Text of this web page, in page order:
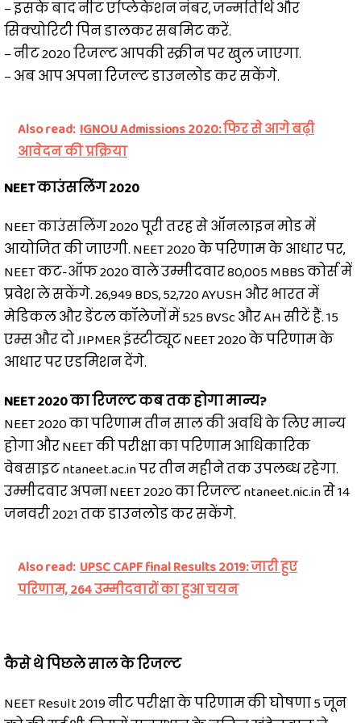
– इसके बाद नीट एप्लिकेशन नंबर, जन्मतिथि और
सिक्योरिटी पिन डालकर सबमिट करें.
– नीट 2020 रिजल्ट आपकी स्क्रीन पर खुल जाएगा.
– अब आप अपना रिजल्ट डाउनलोड कर सकेंगे.
Also read: IGNOU Admissions 2020: फिर से आगे बढ़ी
आवेदन की प्रक्रिया
NEET काउंसलिंग 2020
NEET काउंसलिंग 2020 पूरी तरह से ऑनलाइन मोड में
आयोजित की जाएगी. NEET 2020 के परिणाम के आधार पर,
NEET कट-ऑफ 2020 वाले उम्मीदवार 80,005 MBBS कोर्स में
प्रवेश ले सकेंगे. 26,949 BDS, 52,720 AYUSH और भारत में
मेडिकल और डेंटल कॉलेजों में 525 BVSc और AH सीटें हैं. 15
एम्स और दो JIPMER इंस्टीट्यूट NEET 2020 के परिणाम के
आधार पर एडमिशन देंगे.
NEET 2020 का रिजल्ट कब तक होगा मान्य?
NEET 2020 का परिणाम तीन साल की अवधि के लिए मान्य
होगा और NEET की परीक्षा का परिणाम आधिकारिक
वेबसाइट ntaneet.ac.in पर तीन महीने तक उपलब्ध रहेगा.
उम्मीदवार अपना NEET 2020 का रिजल्ट ntaneet.nic.in से 14
जनवरी 2021 तक डाउनलोड कर सकेंगे.
Also read: UPSC CAPF final Results 2019: जारी हुए
परिणाम, 264 उम्मीदवारों का हुआ चयन
कैसे थे पिछले साल के रिजल्ट
NEET Result 2019 नीट परीक्षा के परिणाम की घोषणा 5 जून